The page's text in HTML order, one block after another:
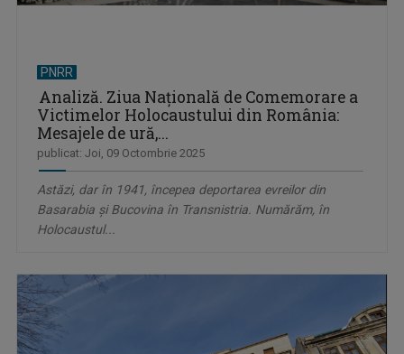
PNRR
Analiză. Ziua Națională de Comemorare a
Victimelor Holocaustului din România:
Mesajele de ură,...
publicat: Joi, 09 Octombrie 2025
Astăzi, dar în 1941, începea deportarea evreilor din
Basarabia și Bucovina în Transnistria. Numărăm, în
Holocaustul...